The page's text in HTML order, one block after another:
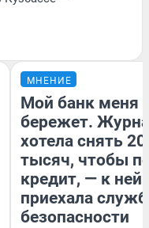
МНЕНИЕ
Мой банк меня
бережет.
хотела снять
тысяч, чтобы
кредит, — к
приехала
безопасности